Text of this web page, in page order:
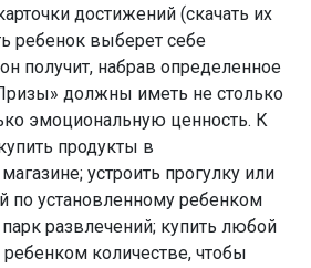
достижений (скачать их
ребенок выберет себе
получит, набрав определенное
должны иметь не столько
эмоциональную ценность. К
продукты в
устроить прогулку или
по установленному ребенком
развлечений; купить любой
количестве, чтобы